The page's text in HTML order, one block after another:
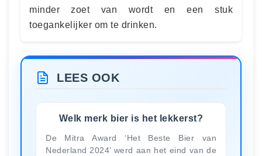
minder zoet van wordt en een stuk
toegankelijker om te drinken.
LEES OOK
Welk merk bier is het lekkerst?
De Mitra Award ‘Het Beste Bier van
Nederland 2024’ werd aan het eind van de